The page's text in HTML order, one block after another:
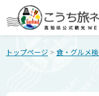
トップページ > 食・グルメ